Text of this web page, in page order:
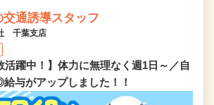
通誘導スタッフ
千葉支店
活躍中！】体力に無理なく週1日～／自
与がアップしました！！